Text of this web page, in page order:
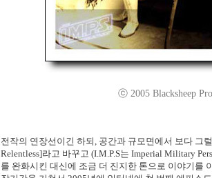
ⓒ 2005 Blacksheep
전작의 연장선이긴 하되, 공간과 규모면에서 보다 그
Relentless]라고 바꾸고 (I.M.P.S는 Imperial Military
를 완화시킨 대신에 조금 더 진지한 톤으로 이야기를